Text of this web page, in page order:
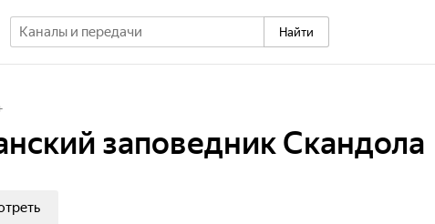
Найти
заповедник Скандола